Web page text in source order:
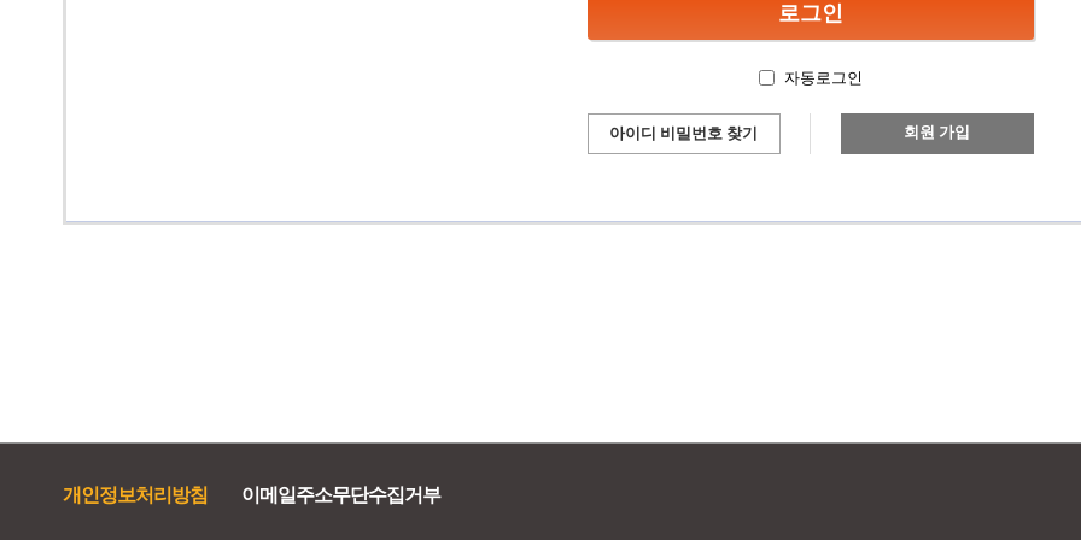
자동로그인
아이디 비밀번호 찾기 회원 가입
개인정보처리방침 이메일주소무단수집거부